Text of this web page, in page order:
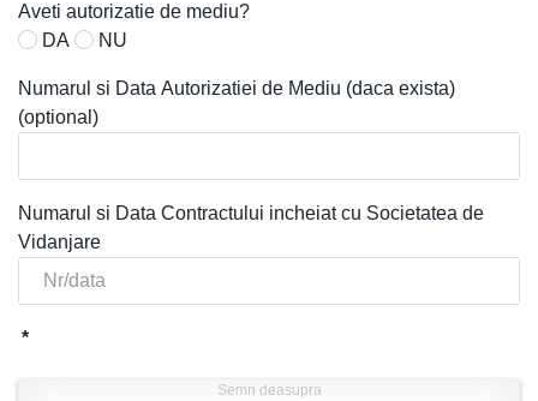
Aveti autorizatie de mediu?
DA
NU
Numarul si Data Autorizatiei de Mediu (daca exista)
(optional)
Numarul si Data Contractului incheiat cu Societatea de
Vidanjare
*
Semn deasupra